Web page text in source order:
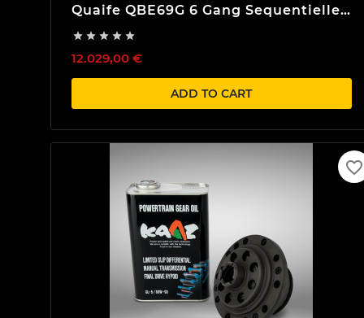
Quaife QBE69G 6 Gang Sequentielle
    
12.029,00 €
ADD TO CART
favorite_border